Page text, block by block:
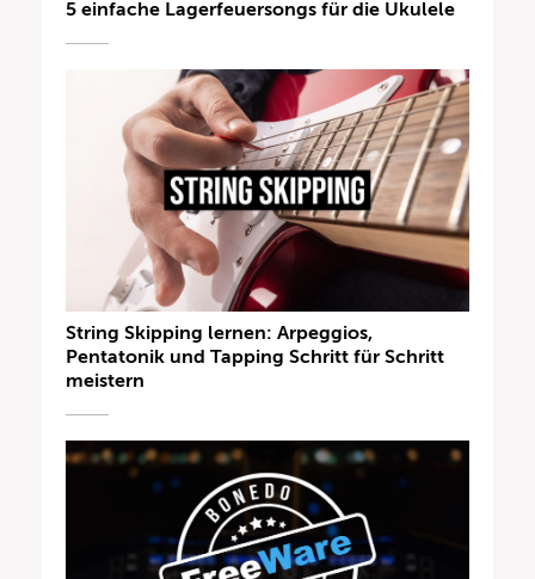
5 einfache Lagerfeuersongs für die Ukulele
String Skipping lernen: Arpeggios,
Pentatonik und Tapping Schritt für Schritt
meistern